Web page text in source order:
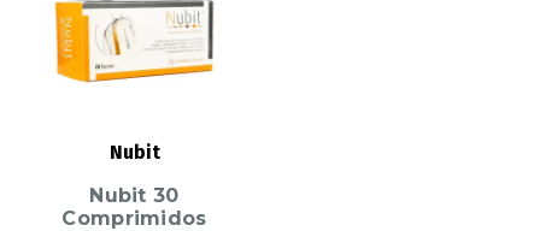
Nubit
Nubit 30
Comprimidos